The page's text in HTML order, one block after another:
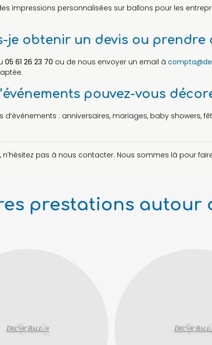
impressions personnalisées sur ballons pour les
je obtenir un devis ou prendre
05 61 26 23 70 ou de nous envoyer un email à
pouvez-vous
: anniversaires, mariages, baby showers,
n’hésitez pas à nous contacter. Nous sommes là pour
prestations autour